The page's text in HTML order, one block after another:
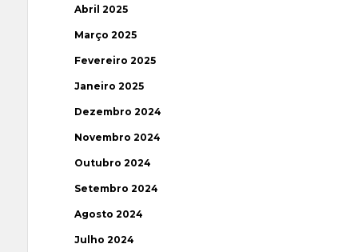
Abril 2025
Março 2025
Fevereiro 2025
Janeiro 2025
Dezembro 2024
Novembro 2024
Outubro 2024
Setembro 2024
Agosto 2024
Julho 2024